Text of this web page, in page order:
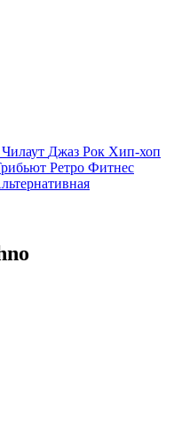
Чилаут Джаз Рок Хип-хоп
Ретро Фитнес